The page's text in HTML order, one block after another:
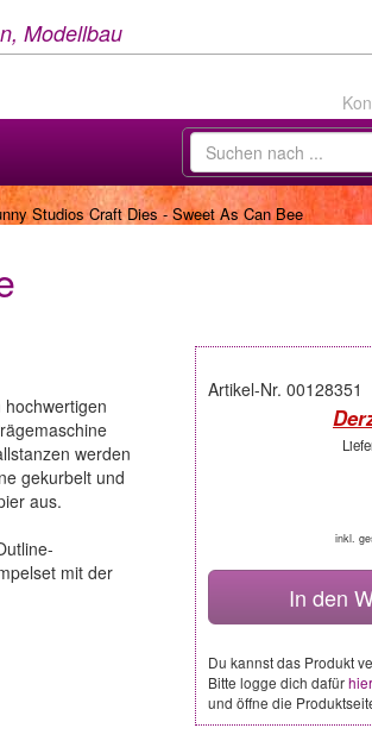
Modellbau
Studios Craft Dies - Sweet As Can Bee
Artikel-Nr. 00128351
inkl.
In den
Du kannst das Produkt
Bitte logge dich dafürhier
und öffne die
werden
gekurbelt und
aus.
mit der